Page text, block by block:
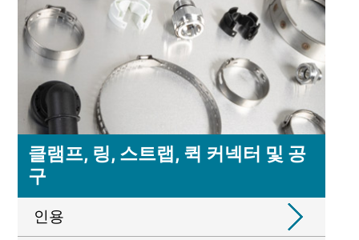
클램프, 링, 스트랩, 퀵 커넥터 및 공
구
인용